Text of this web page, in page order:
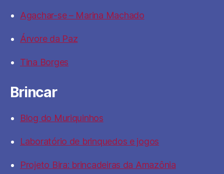
Agachar-se – Marina Machado
Árvore da Paz
Tina Borges
Brincar
Blog do Muriquinhos
Laboratório de brinquedos e jogos
Projeto Bira: brincadeiras da Amazônia